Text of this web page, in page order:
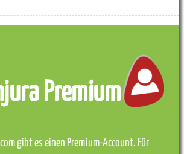
Premium
gibt es einen Premium-Account. Für